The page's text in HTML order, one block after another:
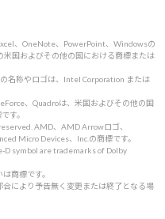
、OneNote、PowerPoint、Windowsの
国およびその他の国における商標または
名称やロゴは、Intel Corporation または
、Quadroは、米国およびその他の国
す。
AMD、AMD Arrowロゴ、
Micro Devices、Inc.の商標です。
D symbol are trademarks of Dolby
商標です。
合により予告無く変更または終了となる場